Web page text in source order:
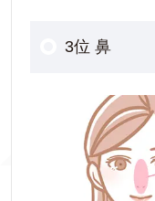
3位 鼻